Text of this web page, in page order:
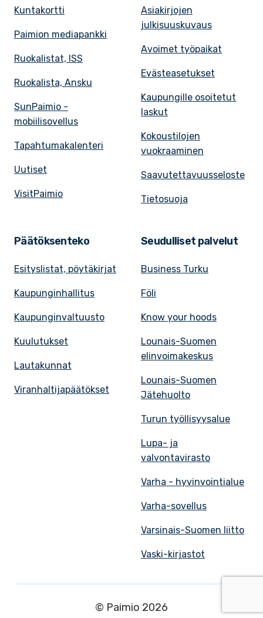
Kuntakortti
Paimion mediapankki
Ruokalistat, ISS
Ruokalista, Ansku
SunPaimio -
mobiilisovellus
Tapahtumakalenteri
Uutiset
VisitPaimio
Asiakirjojen
julkisuuskuvaus
Avoimet työpaikat
Evästeasetukset
Kaupungille osoitetut
laskut
Kokoustilojen
vuokraaminen
Saavutettavuusseloste
Tietosuoja
Päätöksenteko
Esityslistat, pöytäkirjat
Kaupunginhallitus
Kaupunginvaltuusto
Kuulutukset
Lautakunnat
Viranhaltijapäätökset
Seudulliset palvelut
Business Turku
Föli
Know your hoods
Lounais-Suomen
elinvoimakeskus
Lounais-Suomen
Jätehuolto
Turun työllisyysalue
Lupa- ja
valvontavirasto
Varha - hyvinvointialue
Varha-sovellus
Varsinais-Suomen liitto
Vaski-kirjastot
© Paimio 2026